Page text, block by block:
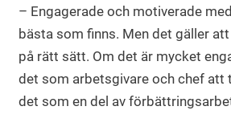
– Engagerade och motiverade
bästa som finns. Men det gäller
på rätt sätt. Om det är mycket
det som arbetsgivare och chef att
det som en del av